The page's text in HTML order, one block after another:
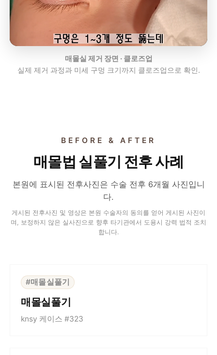
매몰실 제거 장면 · 클로즈업
실제 제거 과정과 미세 구멍 크기까지 클로즈업으로 확인.
BEFORE & AFTER
매몰법 실풀기 전후 사례
본원에 표시된 전후사진은 수술 전후 6개월 사진입니
다.
게시된 전후사진 및 영상은 본원 수술자의 동의를 얻어 게시된 사진이
며, 보정하지 않은 실사진으로 향후 타기관에서 도용시 강력 법적 조치
합니다.
BEFORE
#매몰실풀기
매몰실풀기
knsy 케이스 #323